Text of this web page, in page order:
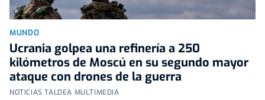
MUNDO
Ucrania golpea una refinería a 250
kilómetros de Moscú en su segundo mayor
ataque con drones de la guerra
NOTICIAS TALDEA MULTIMEDIA